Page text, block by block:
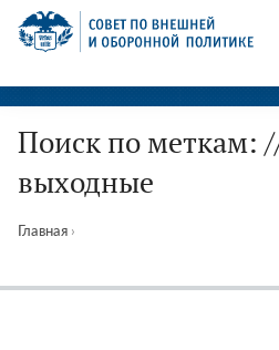
Перейти
СВОП
Поиск по меткам:
выходные
Главная ›